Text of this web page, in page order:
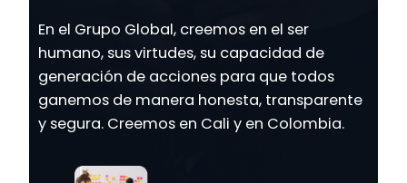
En el Grupo Global, creemos en el ser
humano, sus virtudes, su capacidad de
generación de acciones para que todos
ganemos de manera honesta, transparente
y segura. Creemos en Cali y en Colombia.